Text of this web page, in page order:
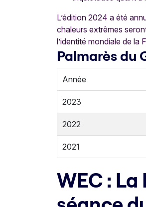
L’édition 2024 a été
chaleurs extrêmes
l’identité mondiale de la
Palmarès du
Année
2023
2022
2021
WEC :